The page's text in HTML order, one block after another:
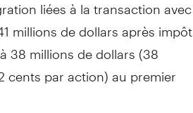
millions de dollars après impôt
38 millions de dollars (38
centspar action) au premier